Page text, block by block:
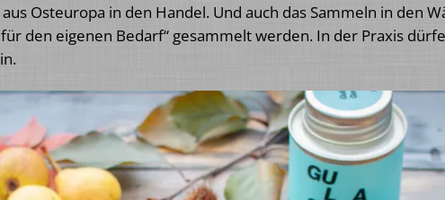
Osteuropa in den Handel. Und auch das Sammeln in den
den eigenen Bedarf“ gesammelt werden. In der Praxis